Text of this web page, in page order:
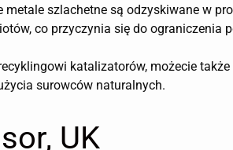
szlachetne są odzyskiwane w
co przyczynia się do ograniczenia
katalizatorów, możecie
surowców naturalnych.
UK